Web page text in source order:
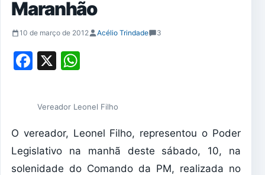
Maranhão
10 de março de 2012 Acélio Trindade 3
Facebook
X
Vereador Leonel Filho
O vereador, Leonel Filho, representou o Poder
Legislativo na manhã deste sábado, 10, na
solenidade do Comando da PM, realizada no